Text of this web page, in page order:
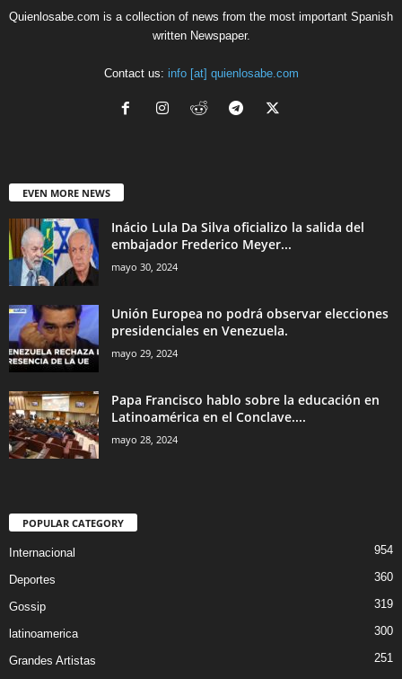
Quienlosabe.com is a collection of news from the most important Spanish
written Newspaper.
Contact us: info [at] quienlosabe.com
EVEN MORE NEWS
Inácio Lula Da Silva oficializo la salida del
embajador Frederico Meyer...
mayo 30, 2024
Unión Europea no podrá observar elecciones
presidenciales en Venezuela.
mayo 29, 2024
Papa Francisco hablo sobre la educación en
Latinoamérica en el Conclave....
mayo 28, 2024
POPULAR CATEGORY
Internacional 954
Deportes 360
Gossip 319
latinoamerica 300
Grandes Artistas
251